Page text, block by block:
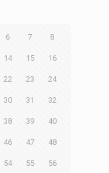
6 7 8
14 15 16
22 23 24
30 31 32
38 39 40
46 47 48
54 55 56